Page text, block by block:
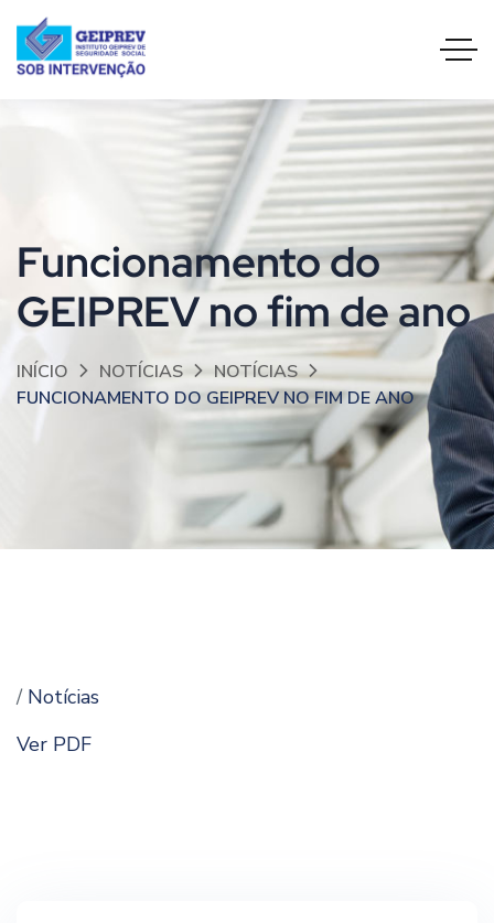
Funcionamento do
GEIPREV no fim de ano
INÍCIO NOTÍCIAS
NOTÍCIAS
FUNCIONAMENTO DO GEIPREV NO FIM DE ANO
/ Notícias
Ver PDF